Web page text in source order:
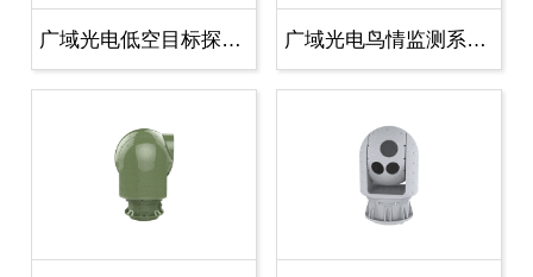
广域光电低空目标探测与跟踪报警系统.. 广域光电鸟情监测系统 全天版